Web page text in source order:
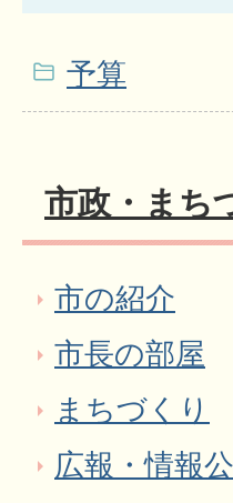
予算
市政・まち
市の紹介
市長の部屋
まちづくり
広報・情報